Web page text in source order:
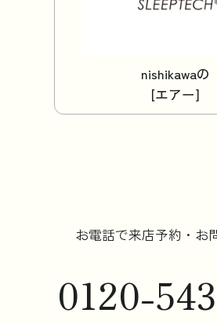
nishikawaの
[エアー]
お電話で来店予約・お
0120-